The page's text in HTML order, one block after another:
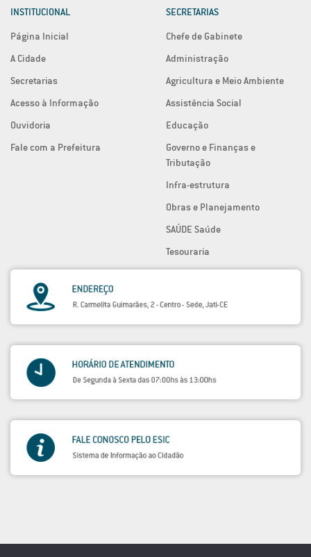
INSTITUCIONAL
Página Inicial
A Cidade
Secretarias
Acesso à Informação
Ouvidoria
Fale com a Prefeitura
SECRETARIAS
Chefe de Gabinete
Administração
Agricultura e Meio Ambiente
Assistência Social
Educação
Governo e Finanças e
Tributação
Infra-estrutura
Obras e Planejamento
SAÚDE Saúde
Tesouraria